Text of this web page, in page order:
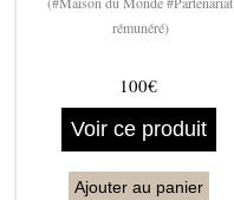
rémunéré)
100€
Voir ce produit
Ajouter au panier